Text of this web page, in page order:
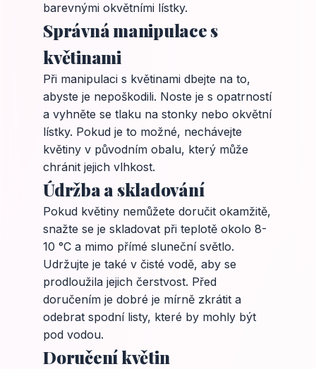
barevnými okvětními lístky.
Správná manipulace s
květinami
Při manipulaci s květinami dbejte na to,
abyste je nepoškodili. Noste je s opatrností
a vyhněte se tlaku na stonky nebo okvětní
lístky. Pokud je to možné, nechávejte
květiny v původním obalu, který může
chránit jejich vlhkost.
Údržba a skladování
Pokud květiny nemůžete doručit okamžitě,
snažte se je skladovat při teplotě okolo 8-
10 °C a mimo přímé sluneční světlo.
Udržujte je také v čisté vodě, aby se
prodloužila jejich čerstvost. Před
doručením je dobré je mírně zkrátit a
odebrat spodní listy, které by mohly být
pod vodou.
Doručení květin